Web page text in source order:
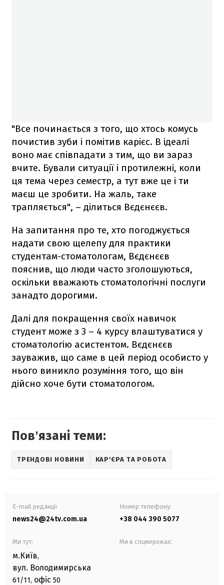
"Все починається з того, що хтось комусь
почистив зуби і помітив карієс. В ідеалі
воно має співпадати з тим, що ви зараз
вчите. Бували ситуації і протилежні, коли
ця тема через семестр, а тут вже це і ти
маєш це зробити. На жаль, таке
трапляється", – ділиться Вєдєнєєв.
На запитання про те, хто погоджується
надати свою щелепу для практики
студентам-стоматологам, Вєдєнєєв
пояснив, що люди часто зголошуються,
оскільки вважають стоматологічні послуги
занадто дорогими.
Далі для покращення своїх навичок
студент може з 3 – 4 курсу влаштуватися у
стоматологію асистентом. Вєдєнєєв
зауважив, що саме в цей період особисто у
нього виникло розуміння того, що він
дійсно хоче бути стоматологом.
Повʼязані теми:
ТРЕНДОВІ НОВИНИ КАР'ЄРА ТА РОБОТА
E-mail редакції
news24@24tv.com.ua
Номер телефону:
+38 044 390 5077
Ми тут:
м.Київ,
вул. Володимирська
61/11, офіс 50
Ми в соцмережах: